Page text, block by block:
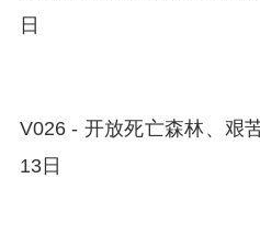
日
V026 - 开放死亡森林、艰
13日